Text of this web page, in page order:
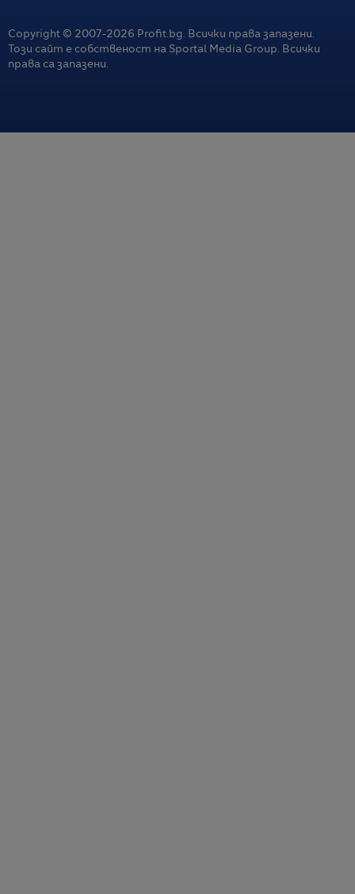
Copyright © 2007-2026 Profit.bg. Всички права запазени.
Този сайт е собственост на Sportal Media Group. Всички
права са запазени.